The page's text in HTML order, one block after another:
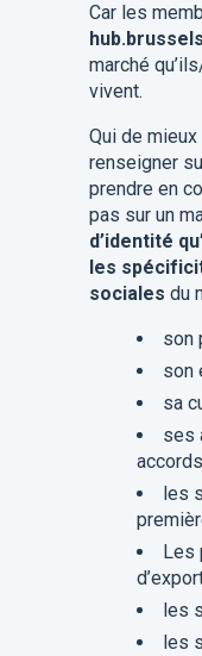
Car les
hub.brussels
marché
vivent.
Qui de
renseigner
prendre en
pas sur un
d’identité
les
sociales du
son
son
sa
ses
les
Les
les
les